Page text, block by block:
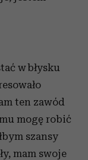
w błysku
ten zawód
mogę robić
szansy
mam swoje